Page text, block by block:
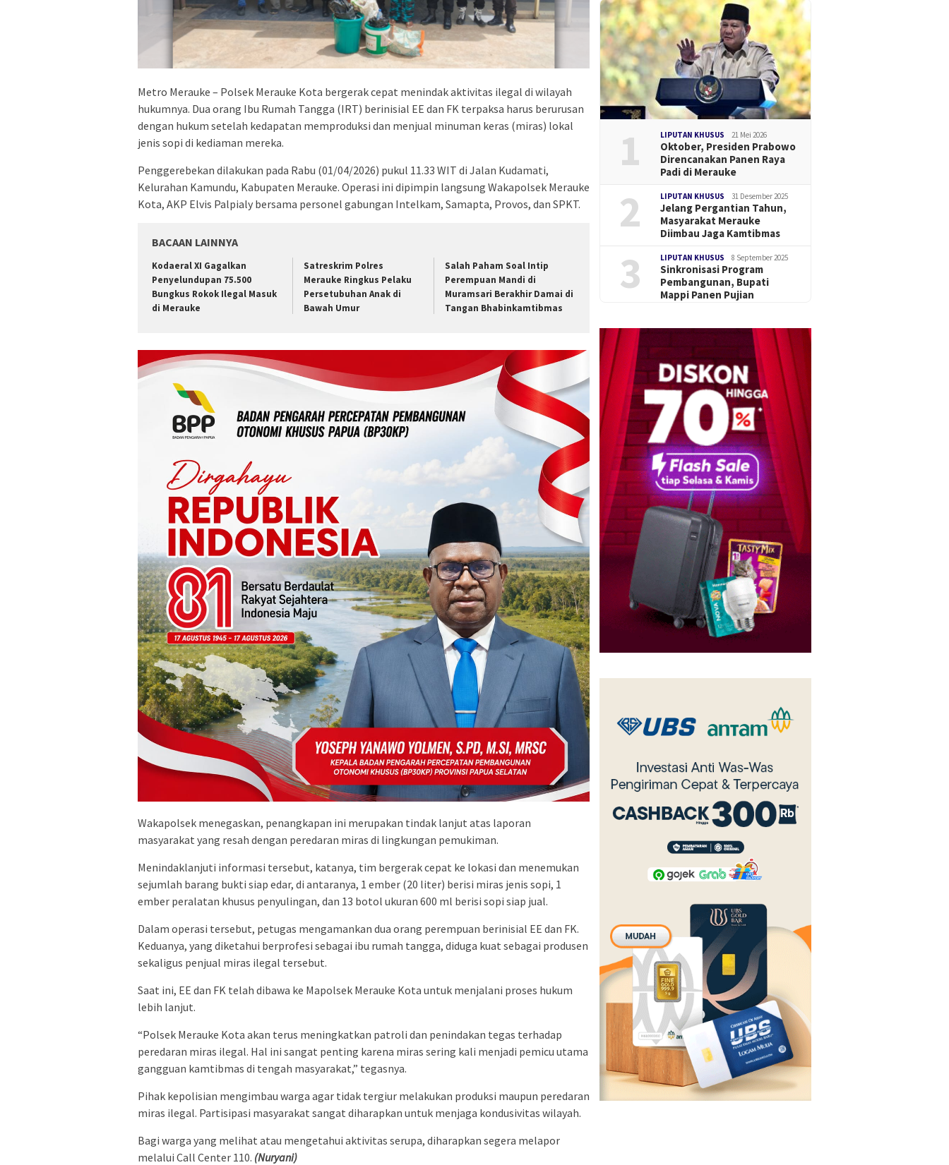
Metro Merauke – Polsek Merauke Kota bergerak cepat menindak aktivitas ilegal di wilayah
hukumnya. Dua orang Ibu Rumah Tangga (IRT) berinisial EE dan FK terpaksa harus berurusan
dengan hukum setelah kedapatan memproduksi dan menjual minuman keras (miras) lokal
jenis sopi di kediaman mereka.
​Penggerebekan dilakukan pada Rabu (01/04/2026) pukul 11.33 WIT di Jalan Kudamati,
Kelurahan Kamundu, Kabupaten Merauke. Operasi ini dipimpin langsung Wakapolsek Merauke
Kota, AKP Elvis Palpialy bersama personel gabungan Intelkam, Samapta, Provos, dan SPKT.
BACAAN LAINNYA
​Kodaeral XI Gagalkan
Penyelundupan 75.500
Bungkus Rokok Ilegal Masuk
di Merauke
Satreskrim Polres
Merauke Ringkus Pelaku
Persetubuhan Anak di
Bawah Umur
Salah Paham Soal Intip
Perempuan Mandi di
Muramsari Berakhir Damai di
Tangan Bhabinkamtibmas
Wakapolsek menegaskan, penangkapan ini merupakan tindak lanjut atas laporan
masyarakat yang resah dengan peredaran miras di lingkungan pemukiman.
Menindaklanjuti informasi tersebut, katanya, tim bergerak cepat ke lokasi dan menemukan
sejumlah barang bukti siap edar, di antaranya, 1 ember (20 liter) berisi miras jenis sopi, 1
ember peralatan khusus penyulingan, dan 13 botol ukuran 600 ml berisi sopi siap jual.
Dalam operasi tersebut, petugas mengamankan dua orang perempuan berinisial EE dan FK.
Keduanya, yang diketahui berprofesi sebagai ibu rumah tangga, diduga kuat sebagai produsen
sekaligus penjual miras ilegal tersebut.
Saat ini, EE dan FK telah dibawa ke Mapolsek Merauke Kota untuk menjalani proses hukum
lebih lanjut.
“Polsek Merauke Kota akan terus meningkatkan patroli dan penindakan tegas terhadap
peredaran miras ilegal. Hal ini sangat penting karena miras sering kali menjadi pemicu utama
gangguan kamtibmas di tengah masyarakat,” tegasnya.
Pihak kepolisian mengimbau warga agar tidak tergiur melakukan produksi maupun peredaran
miras ilegal. Partisipasi masyarakat sangat diharapkan untuk menjaga kondusivitas wilayah.
Bagi warga yang melihat atau mengetahui aktivitas serupa, diharapkan segera melapor
melalui Call Center 110. (Nuryani)
1 LIPUTAN KHUSUS 21 Mei 2026
Oktober, Presiden Prabowo
Direncanakan Panen Raya
Padi di Merauke
2 LIPUTAN KHUSUS 31 Desember 2025
Jelang Pergantian Tahun,
Masyarakat Merauke
Diimbau Jaga Kamtibmas
3 LIPUTAN KHUSUS 8 September 2025
Sinkronisasi Program
Pembangunan, Bupati
Mappi Panen Pujian